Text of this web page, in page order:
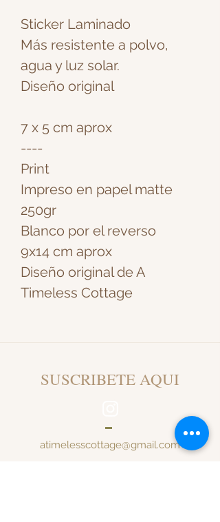
Sticker Laminado
Más resistente a polvo,
agua y luz solar.
Diseño original
7 x 5 cm aprox
----
Print
Impreso en papel matte
250gr
Blanco por el reverso
9x14 cm aprox
Diseño original de A
Timeless Cottage
SUSCRIBETE AQUI
atimelesscottage@gmail.com